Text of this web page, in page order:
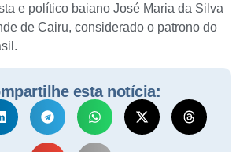
e político baiano José Maria da Silva
de Cairu, considerado o patrono do
esta notícia: